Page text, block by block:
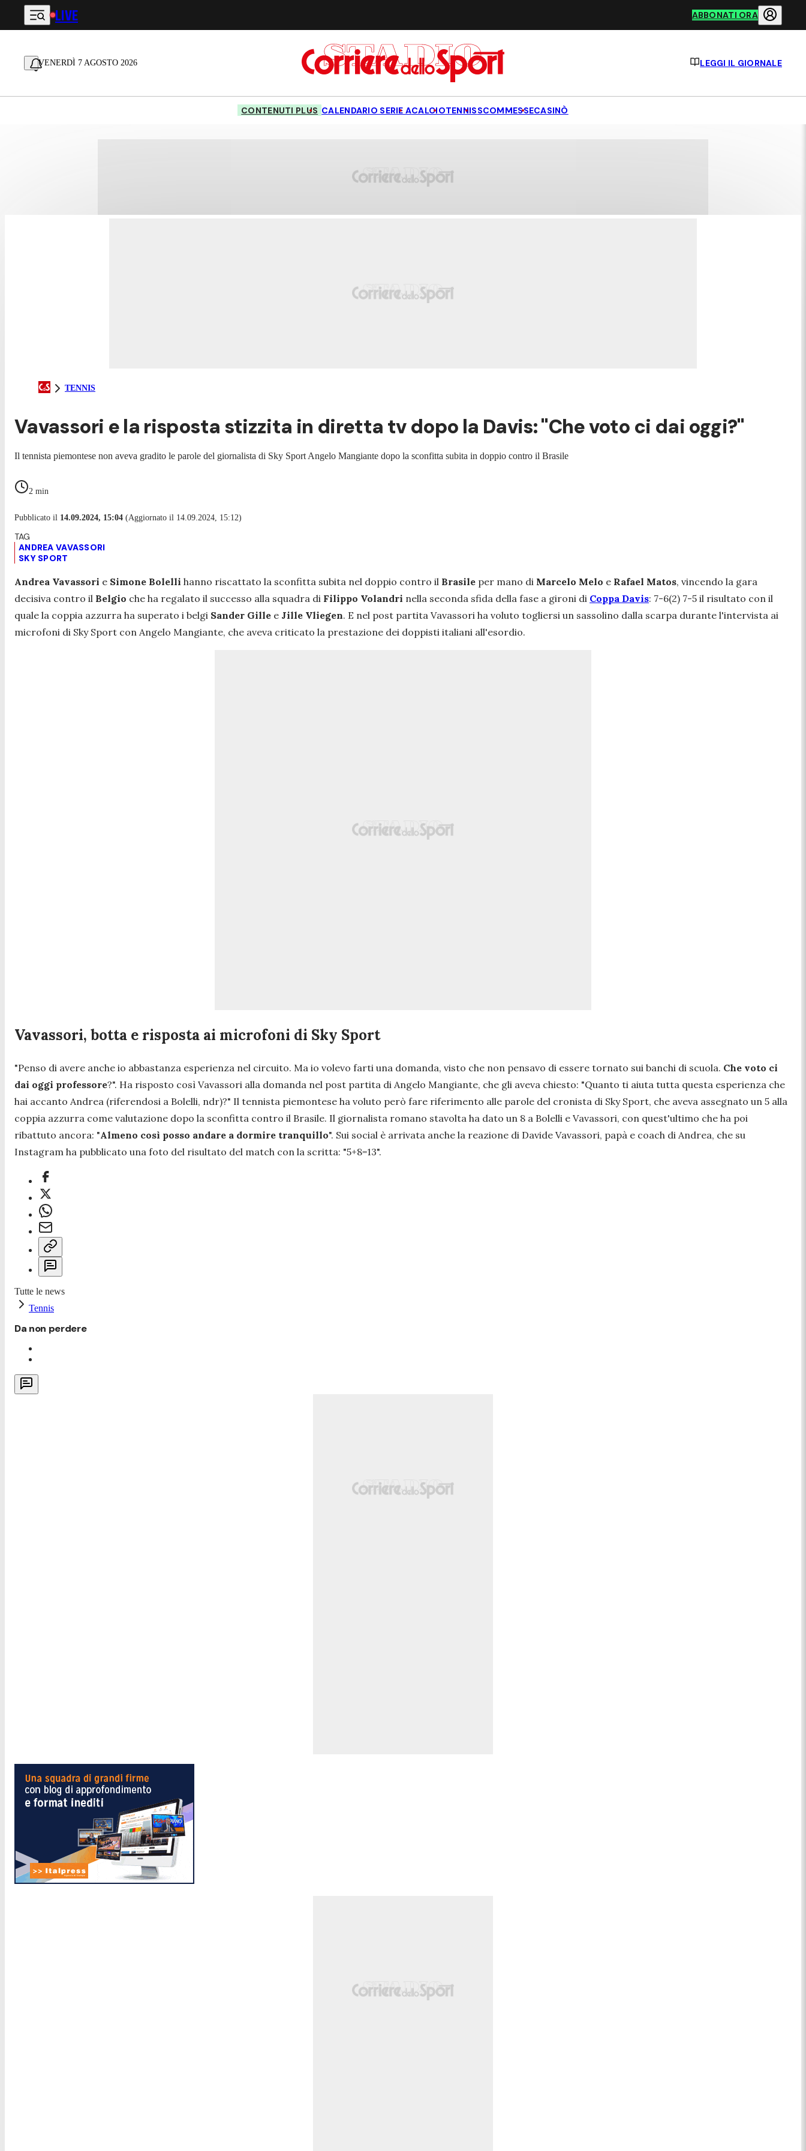
Vai al contenuto principale
LIVE ABBONATI ORA
VENERDÌ 7 AGOSTO 2026 LEGGI IL GIORNALE
CONTENUTI PLUS CALENDARIO SERIE ACALCIOTENNISSCOMMESSECASINÒ
TENNIS
Vavassori e la risposta stizzita in diretta tv dopo la Davis: "Che voto ci dai oggi?"
Il tennista piemontese non aveva gradito le parole del giornalista di Sky Sport Angelo Mangiante dopo la sconfitta subita in doppio contro il Brasile
2 min
Pubblicato il 14.09.2024, 15:04 (Aggiornato il 14.09.2024, 15:12)
ANDREA VAVASSORI
SKY SPORT
Andrea Vavassori e Simone Bolelli hanno riscattato la sconfitta subita nel doppio contro il Brasile per mano di Marcelo Melo e Rafael Matos, vincendo la gara
decisiva contro il Belgio che ha regalato il successo alla squadra di Filippo Volandri nella seconda sfida della fase a gironi di Coppa Davis: 7-6(2) 7-5 il risultato con il
quale la coppia azzurra ha superato i belgi Sander Gille e Jille Vliegen. E nel post partita Vavassori ha voluto togliersi un sassolino dalla scarpa durante l'intervista ai
microfoni di Sky Sport con Angelo Mangiante, che aveva criticato la prestazione dei doppisti italiani all'esordio.
Vavassori, botta e risposta ai microfoni di Sky Sport
"Penso di avere anche io abbastanza esperienza nel circuito. Ma io volevo farti una domanda, visto che non pensavo di essere tornato sui banchi di scuola. Che voto ci
dai oggi professore?". Ha risposto così Vavassori alla domanda nel post partita di Angelo Mangiante, che gli aveva chiesto: "Quanto ti aiuta tutta questa esperienza che
hai accanto Andrea (riferendosi a Bolelli, ndr)?" Il tennista piemontese ha voluto però fare riferimento alle parole del cronista di Sky Sport, che aveva assegnato un 5 alla
coppia azzurra come valutazione dopo la sconfitta contro il Brasile. Il giornalista romano stavolta ha dato un 8 a Bolelli e Vavassori, con quest'ultimo che ha poi
ribattuto ancora: "Almeno così posso andare a dormire tranquillo". Sui social è arrivata anche la reazione di Davide Vavassori, papà e coach di Andrea, che su
Instagram ha pubblicato una foto del risultato del match con la scritta: "5+8=13".
Tutte le news
Tennis
Da non perdere